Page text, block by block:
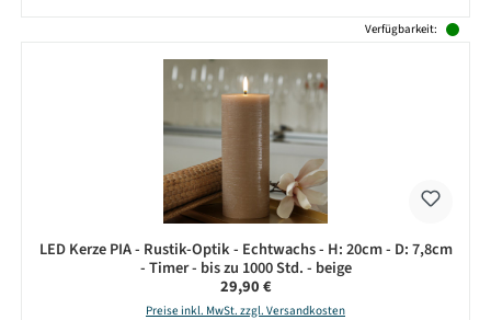
Verfügbarkeit:
LED Kerze PIA - Rustik-Optik - Echtwachs - H: 20cm - D: 7,8cm
- Timer - bis zu 1000 Std. - beige
Regulärer Preis:
29,90 €
Preise inkl. MwSt. zzgl. Versandkosten